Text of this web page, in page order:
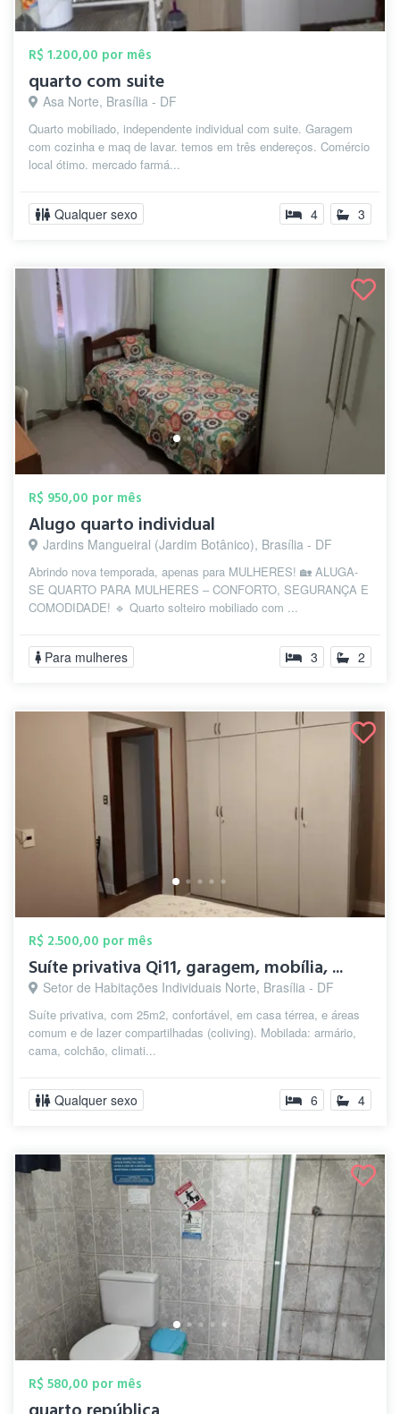
R$ 1.200,00 por mês
quarto com suite
Asa Norte, Brasília - DF
Quarto mobiliado, independente individual com suite. Garagem
com cozinha e maq de lavar. temos em três endereços. Comércio
local ótimo. mercado farmá...
Qualquer sexo 4 3
R$ 950,00 por mês
Alugo quarto individual
Jardins Mangueiral (Jardim Botânico), Brasília - DF
Abrindo nova temporada, apenas para MULHERES! 🏡 ALUGA-
SE QUARTO PARA MULHERES – CONFORTO, SEGURANÇA E
COMODIDADE! 🔹 Quarto solteiro mobiliado com ...
Para mulheres 3 2
R$ 2.500,00 por mês
Suíte privativa Qi11, garagem, mobília, ...
Setor de Habitações Individuais Norte, Brasília - DF
Suíte privativa, com 25m2, confortável, em casa térrea, e áreas
comum e de lazer compartilhadas (coliving). Mobilada: armário,
cama, colchão, climati...
Qualquer sexo 6 4
R$ 580,00 por mês